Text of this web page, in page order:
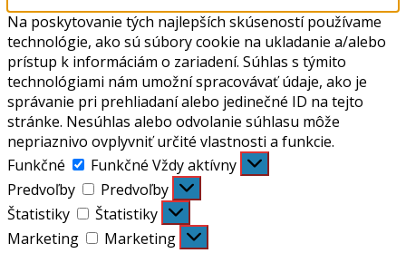
Na poskytovanie tých najlepších skúseností používame
technológie, ako sú súbory cookie na ukladanie a/alebo
prístup k informáciám o zariadení. Súhlas s týmito
technológiami nám umožní spracovávať údaje, ako je
správanie pri prehliadaní alebo jedinečné ID na tejto
stránke. Nesúhlas alebo odvolanie súhlasu môže
nepriaznivo ovplyvniť určité vlastnosti a funkcie.
Funkčné
Funkčné Vždy aktívny
Predvoľby
Predvoľby
Štatistiky
Štatistiky
Marketing
Marketing